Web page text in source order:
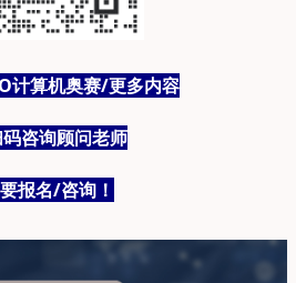
计算机奥赛/更多内容
咨询顾问老师
报名/咨询！